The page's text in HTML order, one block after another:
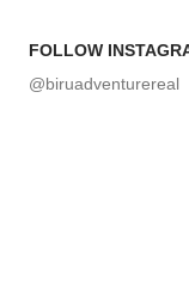
FOLLOW
@biruadventurereal